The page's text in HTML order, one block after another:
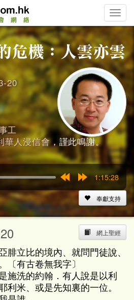
Toggle
20
工
華人浸信會，謹此鳴謝。
15s
15s
1:15:28
奉獻支持
網上聖經
腓立比的境內、就問門徒說、
〔有古卷無我字〕
施洗的約翰．有人說是以利
利米、或是先知裏的一位。